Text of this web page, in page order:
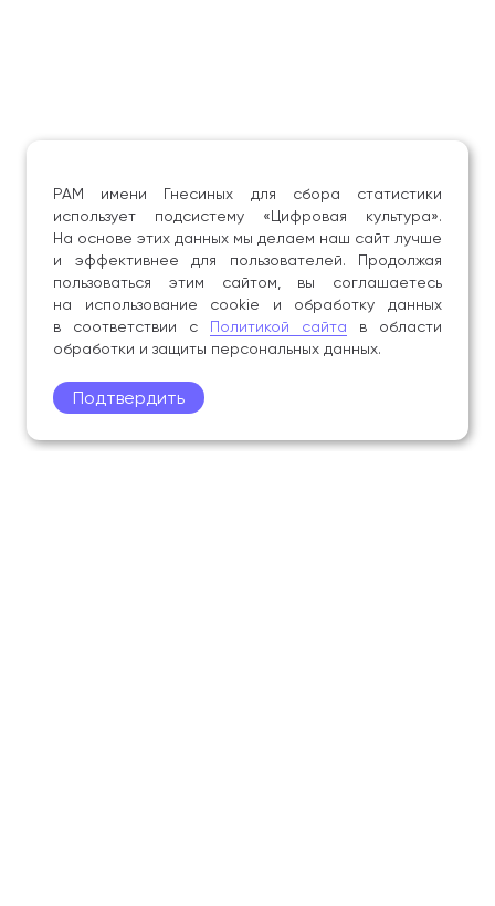
РАМ имени Гнесиных для сбора статистики
использует подсистему «Цифровая культура».
На основе этих данных мы делаем наш сайт лучше
и эффективнее для пользователей. Продолжая
пользоваться этим сайтом, вы соглашаетесь
на использование cookie и обработку данных
в соответствии с Политикой сайта в области
обработки и защиты персональных данных.
Подтвердить